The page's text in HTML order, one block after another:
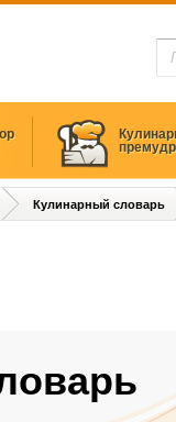
Кулинарный словарь